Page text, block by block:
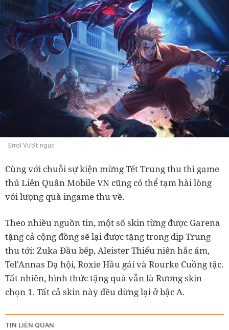
Errol Vượt ngục
Cùng với chuỗi sự kiện mừng Tết Trung thu thì game
thủ Liên Quân Mobile VN cũng có thể tạm hài lòng
với lượng quà ingame thu về.
Theo nhiều nguồn tin, một số skin từng được Garena
tặng cả cộng đồng sẽ lại được tặng trong dịp Trung
thu tới: Zuka Đầu bếp, Aleister Thiếu niên hắc ám,
Tel'Annas Dạ hội, Roxie Hầu gái và Rourke Cuồng tặc.
Tất nhiên, hình thức tặng quà vẫn là Rương skin
chọn 1. Tất cả skin này đều dừng lại ở bậc A.
TIN LIÊN QUAN